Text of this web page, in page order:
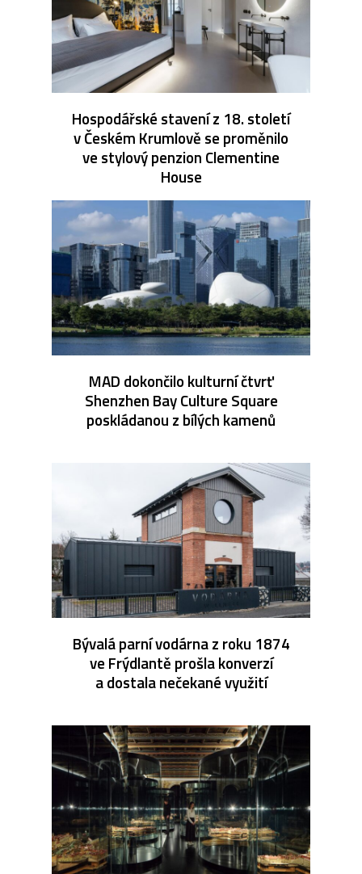
Hospodářské stavení z 18. století
v Českém Krumlově se proměnilo
ve stylový penzion Clementine
House
MAD dokončilo kulturní čtvrť
Shenzhen Bay Culture Square
poskládanou z bílých kamenů
Bývalá parní vodárna z roku 1874
ve Frýdlantě prošla konverzí
a dostala nečekané využití